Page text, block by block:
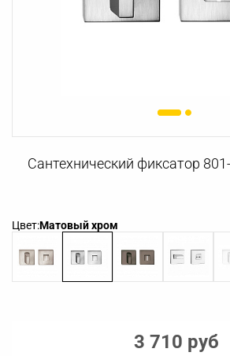
Сантехнический фиксатор
Цвет:Матовый хром
3 710 руб